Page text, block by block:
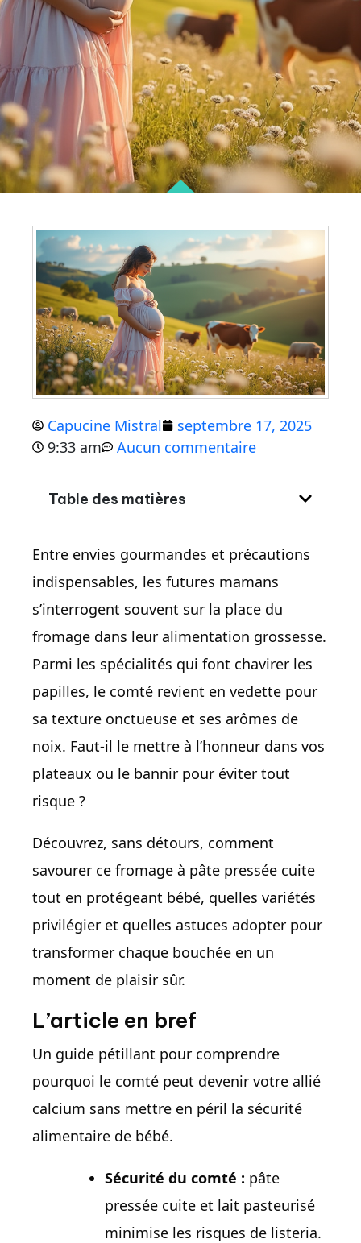
Capucine Mistral
septembre 17, 2025
9:33 am
Aucun commentaire
Table des matières
Entre envies gourmandes et précautions
indispensables, les futures mamans
s’interrogent souvent sur la place du
fromage dans leur alimentation grossesse.
Parmi les spécialités qui font chavirer les
papilles, le comté revient en vedette pour
sa texture onctueuse et ses arômes de
noix. Faut-il le mettre à l’honneur dans vos
plateaux ou le bannir pour éviter tout
risque ?
Découvrez, sans détours, comment
savourer ce fromage à pâte pressée cuite
tout en protégeant bébé, quelles variétés
privilégier et quelles astuces adopter pour
transformer chaque bouchée en un
moment de plaisir sûr.
L’article en bref
Un guide pétillant pour comprendre
pourquoi le comté peut devenir votre allié
calcium sans mettre en péril la sécurité
alimentaire de bébé.
Sécurité du comté : pâte
pressée cuite et lait pasteurisé
minimise les risques de listeria.